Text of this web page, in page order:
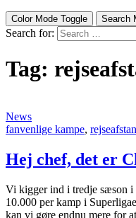
Color Mode Toggle Search
Search for:
Tag:
News
fanvenlige kampe,
Hej chef, det er
Vi kigger ind i tredje sæson i
10.000 per kamp i
kan vi gøre endnu mere for